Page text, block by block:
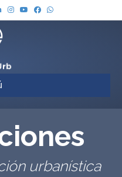
urbanística